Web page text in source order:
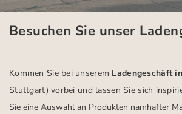
Besuchen Sie unser
Kommen Sie bei unserem Ladengeschäft
Stuttgart) vorbei und lassen Sie sich
Sie eine Auswahl an Produkten namhafter